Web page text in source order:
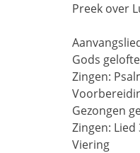
Preek over
Gods
Zingen:
Gezongen
Zingen: Lied
Viering